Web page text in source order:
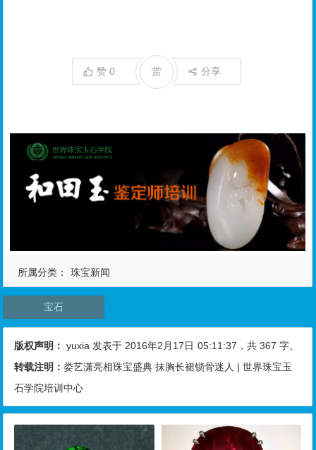
赞0 分享
赏
所属分类： 珠宝新闻
宝石
版权声明： yuxia 发表于 2016年2月17日 05:11:37 ，共 367 字。
转载注明：娄艺潇亮相珠宝盛典 抹胸长裙锁骨迷人 | 世界珠宝玉
石学院培训中心